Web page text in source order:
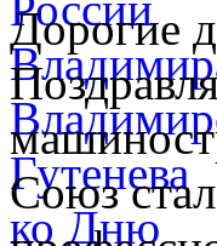
Дорогие
Союз